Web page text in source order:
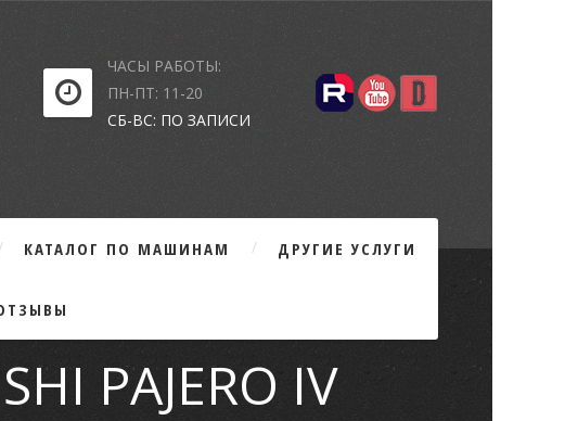
ЧАСЫ РАБОТЫ:
ПН-ПТ: 11-20
СБ-ВС: ПО ЗАПИСИ
КАТАЛОГ ПО МАШИНАМ ДРУГИЕ УСЛУГИ
PAJERO IV